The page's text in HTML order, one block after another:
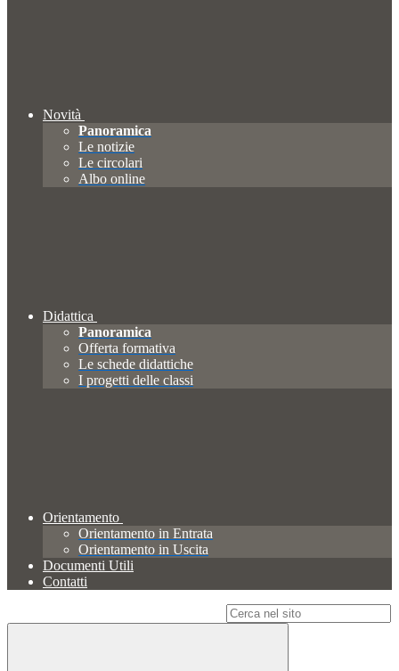
Novità
Panoramica
Le notizie
Le circolari
Albo online
Didattica
Panoramica
Offerta formativa
Le schede didattiche
I progetti delle classi
Orientamento
Orientamento in Entrata
Orientamento in Uscita
Documenti Utili
Contatti